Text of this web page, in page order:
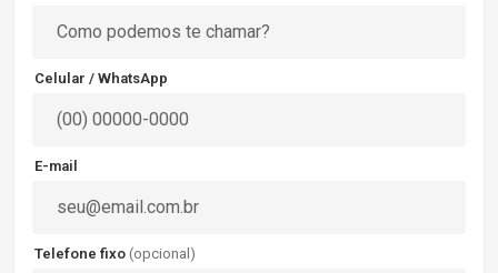
Celular / WhatsApp
E-mail
Telefone fixo (opcional)